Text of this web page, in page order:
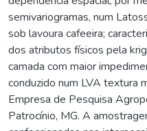
semivariogramas, num
sob lavoura cafeeira;
dos atributos físicos pela
camada com maior
conduzido num LVA textura
Empresa de Pesquisa
Patrocínio, MG. A